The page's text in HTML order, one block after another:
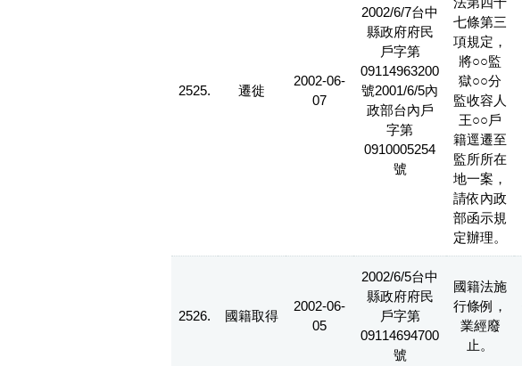
2525. 遷徙
2002-06-
07
2002/6/7台中
縣政府府民
戶字第
09114963200
號2001/6/5內
政部台內戶
字第
0910005254
號
七條第三
項規定，
將○○監
獄○○分
監收容人
王○○戶
籍逕遷至
監所所在
地一案，
請依內政
部函示規
定辦理。
2526. 國籍取得
2002-06-
05
2002/6/5台中
縣政府府民
戶字第
09114694700
號
國籍法施
行條例，
業經廢
止。